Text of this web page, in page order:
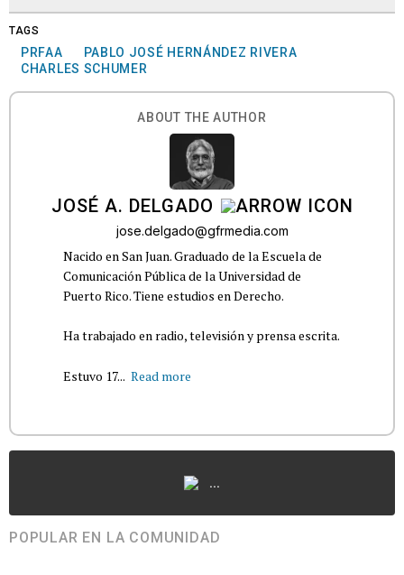
TAGS
PRFAA
PABLO JOSÉ HERNÁNDEZ RIVERA
CHARLES SCHUMER
ABOUT THE AUTHOR
JOSÉ A. DELGADO
jose.delgado@gfrmedia.com
Nacido en San Juan. Graduado de la Escuela de
Comunicación Pública de la Universidad de
Puerto Rico. Tiene estudios en Derecho.
Ha trabajado en radio, televisión y prensa escrita.
Estuvo 17... Read more
...
POPULAR EN LA COMUNIDAD